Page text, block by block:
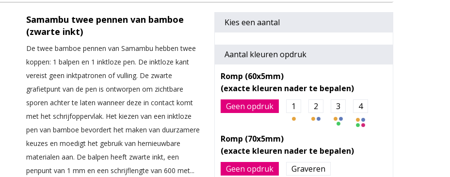
Samambu twee pennen van bamboe
(zwarte inkt)
De twee bamboe pennen van Samambu hebben twee
koppen: 1 balpen en 1 inktloze pen. De inktloze kant
vereist geen inktpatronen of vulling. De zwarte
grafietpunt van de pen is ontworpen om zichtbare
sporen achter te laten wanneer deze in contact komt
met het schrijfoppervlak. Het kiezen van een inktloze
pen van bamboe bevordert het maken van duurzamere
keuzes en moedigt het gebruik van hernieuwbare
materialen aan. De balpen heeft zwarte inkt, een
penpunt van 1 mm en een schrijflengte van 600 met...
Kies een aantal
Aantal kleuren opdruk
Romp (60x5mm)
Geen opdruk 1 2 3 4
Romp (70x5mm)
Geen opdruk Graveren